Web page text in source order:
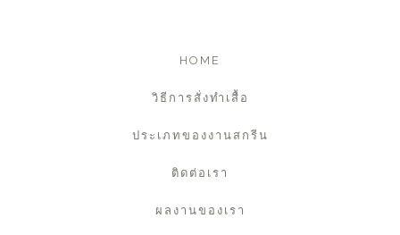
HOME
วิธีการสั่งทำเสื้อ
ประเภทของงานสกรีน
ติดต่อเรา
ผลงานของเรา